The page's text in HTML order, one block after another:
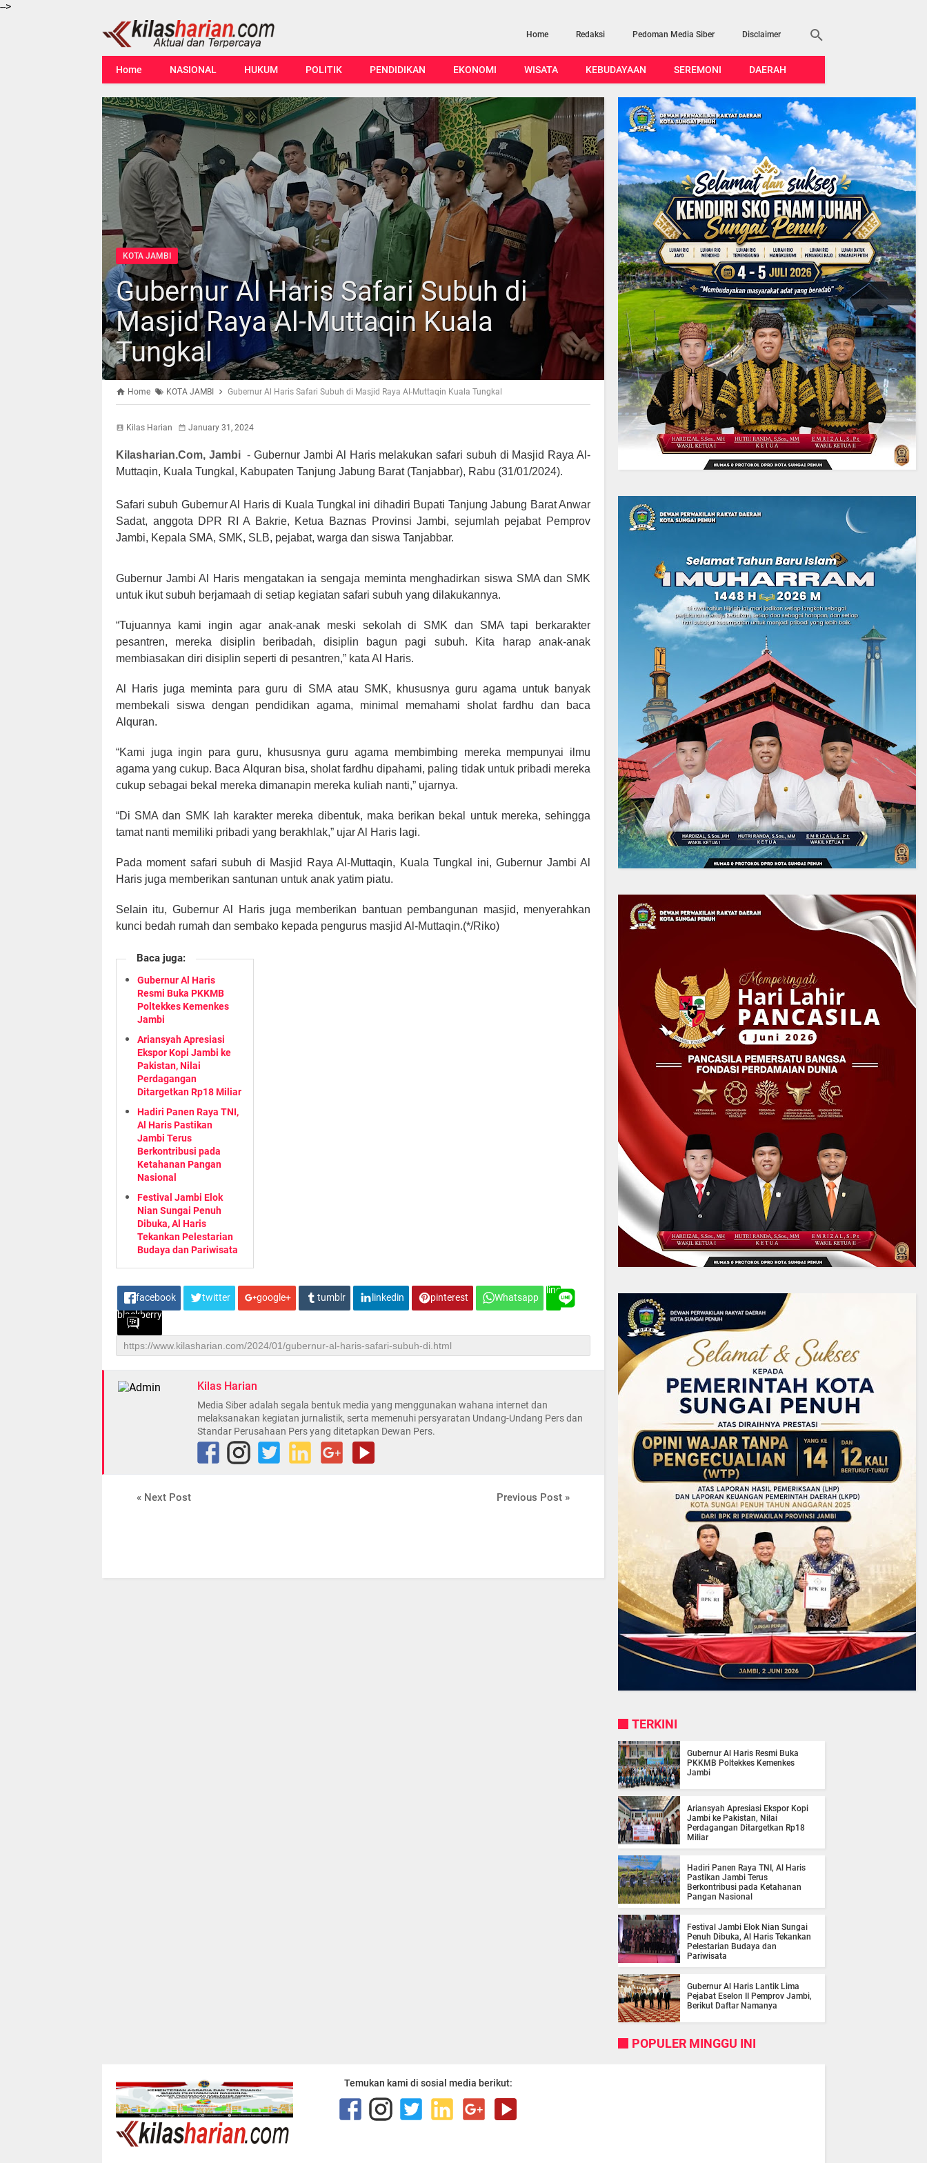
-->
Home Redaksi Pedoman Media Siber Disclaimer
Home NASIONAL HUKUM POLITIK PENDIDIKAN EKONOMI WISATA KEBUDAYAAN SEREMONI DAERAH
KOTA JAMBI
Gubernur Al Haris Safari Subuh di
Masjid Raya Al-Muttaqin Kuala
Tungkal
Home KOTA JAMBI Gubernur Al Haris Safari Subuh di Masjid Raya Al-Muttaqin Kuala Tungkal
Kilas Harian January 31, 2024
Kilasharian.Com, Jambi-Gubernur Jambi Al Haris melakukan safari subuh di Masjid Raya Al-
Muttaqin, Kuala Tungkal, Kabupaten Tanjung Jabung Barat (Tanjabbar), Rabu (31/01/2024).
Safari subuh Gubernur Al Haris di Kuala Tungkal ini dihadiri Bupati Tanjung Jabung Barat Anwar
Sadat, anggota DPR RI A Bakrie, Ketua Baznas Provinsi Jambi, sejumlah pejabat Pemprov
Jambi, Kepala SMA, SMK, SLB, pejabat, warga dan siswa Tanjabbar.
Gubernur Jambi Al Haris mengatakan ia sengaja meminta menghadirkan siswa SMA dan SMK
untuk ikut subuh berjamaah di setiap kegiatan safari subuh yang dilakukannya.
“Tujuannya kami ingin agar anak-anak meski sekolah di SMK dan SMA tapi berkarakter
pesantren, mereka disiplin beribadah, disiplin bagun pagi subuh. Kita harap anak-anak
membiasakan diri disiplin seperti di pesantren,” kata Al Haris.
Al Haris juga meminta para guru di SMA atau SMK, khususnya guru agama untuk banyak
membekali siswa dengan pendidikan agama, minimal memahami sholat fardhu dan baca
Alquran.
“Kami juga ingin para guru, khususnya guru agama membimbing mereka mempunyai ilmu
agama yang cukup. Baca Alquran bisa, sholat fardhu dipahami, paling tidak untuk pribadi mereka
cukup sebagai bekal mereka dimanapin mereka kuliah nanti,” ujarnya.
“Di SMA dan SMK lah karakter mereka dibentuk, maka berikan bekal untuk mereka, sehingga
tamat nanti memiliki pribadi yang berakhlak,” ujar Al Haris lagi.
Pada moment safari subuh di Masjid Raya Al-Muttaqin, Kuala Tungkal ini, Gubernur Jambi Al
Haris juga memberikan santunan untuk anak yatim piatu.
Selain itu, Gubernur Al Haris juga memberikan bantuan pembangunan masjid, menyerahkan
kunci bedah rumah dan sembako kepada pengurus masjid Al-Muttaqin.(*/Riko)
Baca juga:
Gubernur Al Haris
Resmi Buka PKKMB
Poltekkes Kemenkes
Jambi
Ariansyah Apresiasi
Ekspor Kopi Jambi ke
Pakistan, Nilai
Perdagangan
Ditargetkan Rp18 Miliar
Hadiri Panen Raya TNI,
Al Haris Pastikan
Jambi Terus
Berkontribusi pada
Ketahanan Pangan
Nasional
Festival Jambi Elok
Nian Sungai Penuh
Dibuka, Al Haris
Tekankan Pelestarian
Budaya dan Pariwisata
facebook twitter google+ tumblr linkedin pinterest Whatsapp
line
blackberry
Kilas Harian
Media Siber adalah segala bentuk media yang menggunakan wahana internet dan
melaksanakan kegiatan jurnalistik, serta memenuhi persyaratan Undang-Undang Pers dan
Standar Perusahaan Pers yang ditetapkan Dewan Pers.
« Next Post Previous Post »
TERKINI
Gubernur Al Haris Resmi Buka
PKKMB Poltekkes Kemenkes
Jambi
Ariansyah Apresiasi Ekspor Kopi
Jambi ke Pakistan, Nilai
Perdagangan Ditargetkan Rp18
Miliar
Hadiri Panen Raya TNI, Al Haris
Pastikan Jambi Terus
Berkontribusi pada Ketahanan
Pangan Nasional
Festival Jambi Elok Nian Sungai
Penuh Dibuka, Al Haris Tekankan
Pelestarian Budaya dan
Pariwisata
Gubernur Al Haris Lantik Lima
Pejabat Eselon II Pemprov Jambi,
Berikut Daftar Namanya
POPULER MINGGU INI
Temukan kami di sosial media berikut: